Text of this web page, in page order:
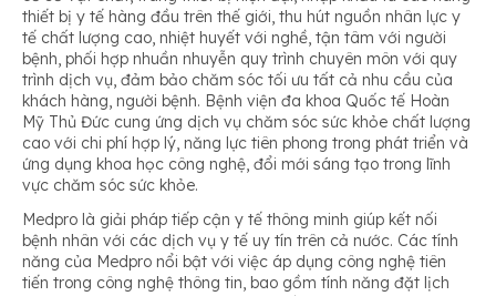
thiết bị y tế hàng đầu trên thế giới, thu hút nguồn nhân lực y
tế chất lượng cao, nhiệt huyết với nghề, tận tâm với người
bệnh, phối hợp nhuần nhuyễn quy trình chuyên môn với quy
trình dịch vụ, đảm bảo chăm sóc tối ưu tất cả nhu cầu của
khách hàng, người bệnh. Bệnh viện đa khoa Quốc tế Hoàn
Mỹ Thủ Đức cung ứng dịch vụ chăm sóc sức khỏe chất lượng
cao với chi phí hợp lý, năng lực tiên phong trong phát triển và
ứng dụng khoa học công nghệ, đổi mới sáng tạo trong lĩnh
vực chăm sóc sức khỏe.
Medpro là giải pháp tiếp cận y tế thông minh giúp kết nối
bệnh nhân với các dịch vụ y tế uy tín trên cả nước. Các tính
năng của Medpro nổi bật với việc áp dụng công nghệ tiên
tiến trong công nghệ thông tin, bao gồm tính năng đặt lịch